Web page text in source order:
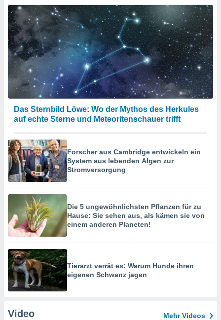
Das Sternbild Löwe: Wo der Mythos des Herkules
auf echte Sterne und Meteoritenschauer trifft
Forscher aus Cambridge entwickeln ein
System aus lebenden Algen zur
Stromversorgung
Die 5 ungewöhnlichsten Pflanzen für zu
Hause: Sie sehen aus, als kämen sie von
einem anderen Planeten!
Tierarzt verrät es: Warum Hunde ihren
eigenen Schwanz jagen
Video Mehr Videos